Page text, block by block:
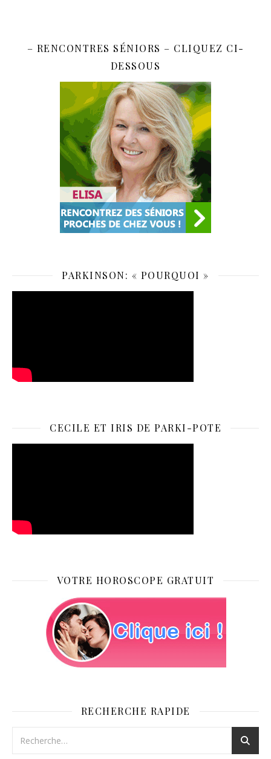
– RENCONTRES SÉNIORS – CLIQUEZ CI-
DESSOUS
PARKINSON: « POURQUOI »
CECILE ET IRIS DE PARKI-POTE
VOTRE HOROSCOPE GRATUIT
RECHERCHE RAPIDE